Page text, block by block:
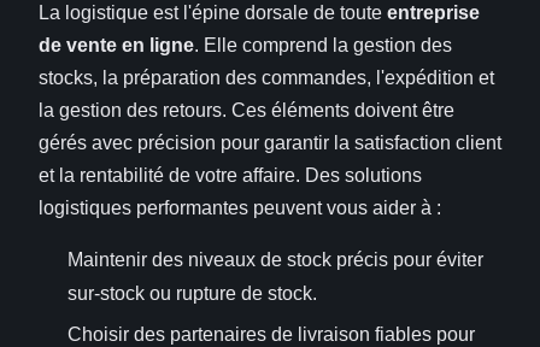
La logistique est l'épine dorsale de toute entreprise
de vente en ligne. Elle comprend la gestion des
stocks, la préparation des commandes, l'expédition et
la gestion des retours. Ces éléments doivent être
gérés avec précision pour garantir la satisfaction client
et la rentabilité de votre affaire. Des solutions
logistiques performantes peuvent vous aider à :
Maintenir des niveaux de stock précis pour éviter
sur-stock ou rupture de stock.
Choisir des partenaires de livraison fiables pour